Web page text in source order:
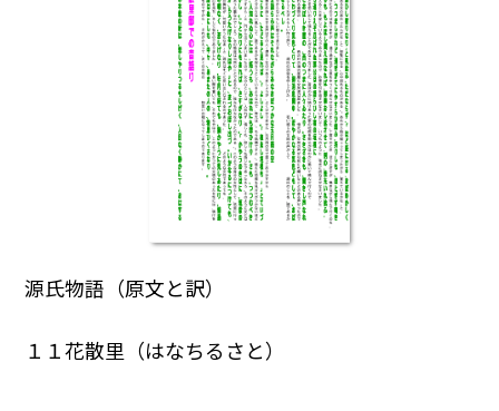
源氏物語（原文と訳）
１１花散里（はなちるさと）